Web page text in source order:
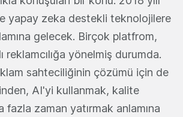
yapay zeka destekli teknolojilere
gelecek. Birçok platfrom,
reklamcılığa yönelmiş durumda.
sahteciliğinin çözümü için de
AI'yi kullanmak, kalite
fazla zaman yatırmak anlamına